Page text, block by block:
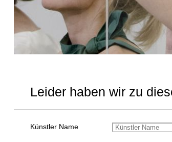
Leider haben wir zu
Künstler Name